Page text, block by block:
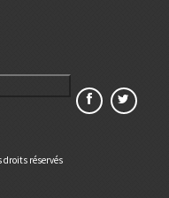
droits réservés